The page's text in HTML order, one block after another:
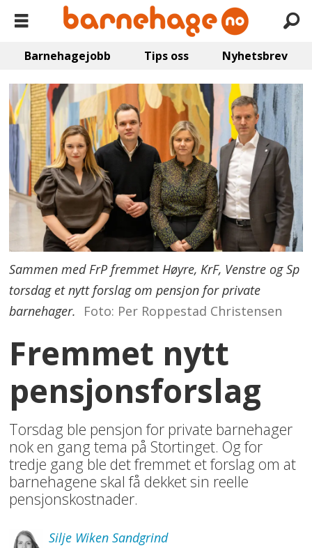
Barnehagejobb Tips oss Nyhetsbrev
Sammen med FrP fremmet Høyre, KrF, Venstre og Sp
torsdag et nytt forslag om pensjon for private
barnehager.
Foto: Per Roppestad Christensen
Fremmet nytt
pensjonsforslag
Torsdag ble pensjon for private barnehager
nok en gang tema på Stortinget. Og for
tredje gang ble det fremmet et forslag om at
barnehagene skal få dekket sin reelle
pensjonskostnader.
Silje Wiken Sandgrind